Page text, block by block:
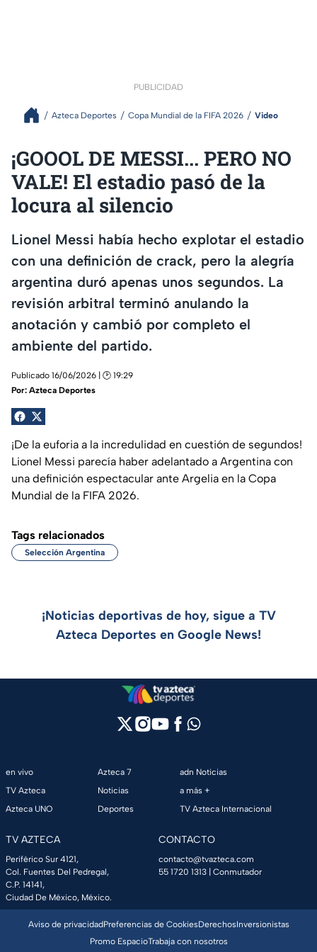
PUBLICIDAD
Azteca Deportes Copa Mundial de la FIFA 2026 Video
¡GOOOL DE MESSI... PERO NO
VALE! El estadio pasó de la
locura al silencio
Lionel Messi había hecho explotar el estadio
con una definición de crack, pero la alegría
argentina duró apenas unos segundos. La
revisión arbitral terminó anulando la
anotación y cambió por completo el
ambiente del partido.
Publicado 16/06/2026 | 🕑 19:29
Por: Azteca Deportes
¡De la euforia a la incredulidad en cuestión de segundos!
Lionel Messi parecía haber adelantado a Argentina con
una definición espectacular ante Argelia en la Copa
Mundial de la FIFA 2026.
Tags relacionados
Selección Argentina
¡Noticias deportivas de hoy, sigue a TV
Azteca Deportes en Google News!
en vivo
TV Azteca
Azteca UNO
Azteca 7
Noticias
Deportes
adn Noticias
a más +
TV Azteca Internacional
TV AZTECA
Periférico Sur 4121,
Col. Fuentes Del Pedregal,
C.P. 14141,
Ciudad De México, México.
CONTACTO
contacto@tvazteca.com
55 1720 1313 | Conmutador
Aviso de privacidadPreferencias de CookiesDerechosInversionistas
Promo EspacioTrabaja con nosotros